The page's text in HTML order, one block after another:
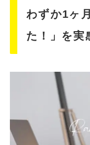
わずか1ヶ
た！」を実